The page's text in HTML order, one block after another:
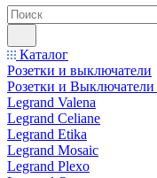
Каталог
Розетки и выключатели
Розетки и Выключатели
Legrand Valena
Legrand Celiane
Legrand Etika
Legrand Mosaic
Legrand Plexo